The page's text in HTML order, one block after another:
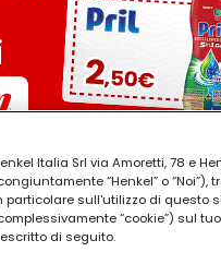
Italia Srl via Amoretti, 78 e
“Henkel” o
particolare sull'utilizzo di questo
“cookie”) sul
di seguito.